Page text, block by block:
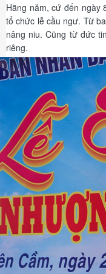
Hằng năm, cứ đến ngày
tổ chức lễ cầu ngư. Từ
nâng niu. Cũng từ đức
riêng.